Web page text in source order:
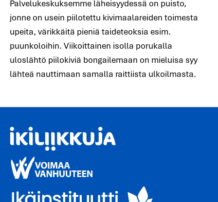
Palvelukeskuksemme läheisyydessä on puisto,
jonne on usein piilotettu kivimaalareiden toimesta
upeita, värikkäitä pieniä taideteoksia esim.
puunkoloihin. Viikoittainen isolla porukalla
uloslähtö piilokiviä bongailemaan on mieluisa syy
lähteä nauttimaan samalla raittiista ulkoilmasta.